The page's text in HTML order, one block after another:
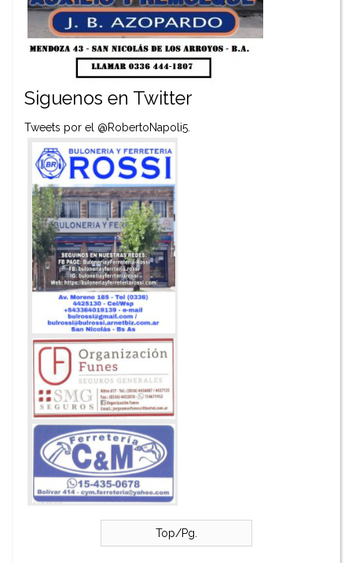
Siguenos en Twitter
Tweets por el @RobertoNapoli5.
Top/Pg.